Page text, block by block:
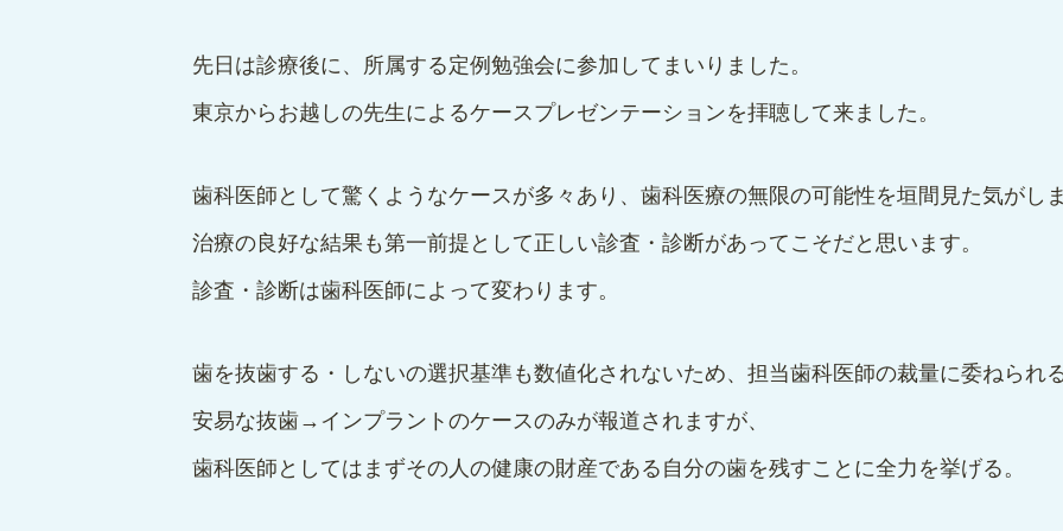
先日は診療後に、所属する定例勉強会に参加してまいりました。
東京からお越しの先生によるケースプレゼンテーションを拝聴して来ました。
歯科医師として驚くようなケースが多々あり、歯科医療の無限の可能性を垣間見た気がしま
治療の良好な結果も第一前提として正しい診査・診断があってこそだと思います。
診査・診断は歯科医師によって変わります。
歯を抜歯する・しないの選択基準も数値化されないため、担当歯科医師の裁量に委ねられ
安易な抜歯→インプラントのケースのみが報道されますが、
歯科医師としてはまずその人の健康の財産である自分の歯を残すことに全力を挙げる。